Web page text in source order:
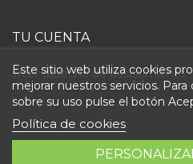
Este sitio web utiliza cookies
mejorar nuestros servicios.
sobre su uso pulse el botón
Política de cookies
TU CUENTA
Ejercer derecho de desistimiento